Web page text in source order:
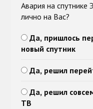
Авария на спутнике
лично на Вас?
Да, пришлось
новый спутник
Да, решил
Да, решил
ТВ